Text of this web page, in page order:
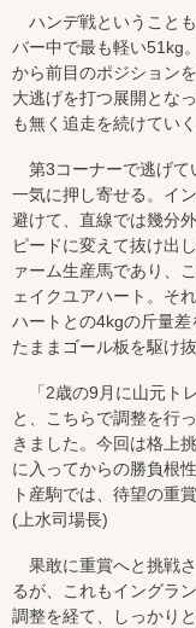
ハンデ戦ということ
バー中で最も軽い51kg
から前目のポジション
大逃げを打つ展開とな
も無く追走を続けていく
第3コーナーで逃げて
一気に押し寄せる。イ
避けて、直線では幾分
ピードに変えて抜け出
ァーム生産馬であり、
ェイクユアハート。そ
ハートとの4kgの斤量
たままゴール板を駆け抜
「2歳の9月に山元ト
と、こちらで調整を行
きました。今回は格上
に入ってからの勝負根
ト産駒では、待望の重
(上水司場長)
果敢に重賞へと挑戦
るが、これもイングラ
調整を経て、しっかり